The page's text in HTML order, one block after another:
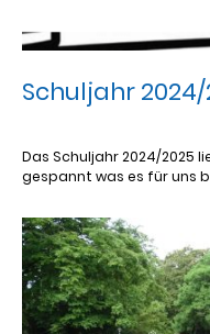
Schuljahr 2024/
Das Schuljahr 2024/2025
gespannt was es für uns